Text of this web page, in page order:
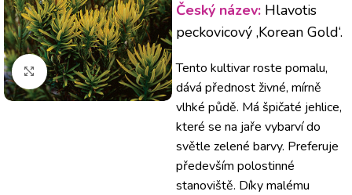
Klikněte pro zvětšení
Český název: Hlavotis
peckovicový ‚Korean Gold‘.
Tento kultivar roste pomalu,
dává přednost živné, mírně
vlhké půdě. Má špičaté jehlice,
které se na jaře vybarví do
světle zelené barvy. Preferuje
především polostinné
stanoviště. Díky malému